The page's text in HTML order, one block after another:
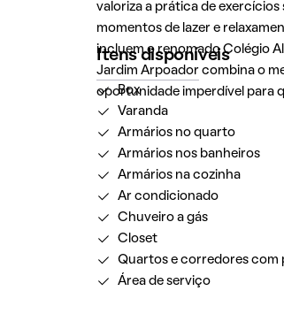
valoriza a prática de
momentos de lazer e
incluem o renomado Colégio
Jardim Arpoadorcombina o
oportunidade imperdível para
Itens disponíveis
Box
Varanda
Armários no quarto
Armários nos banheiros
Armários na cozinha
Ar condicionado
Chuveiro a gás
Closet
Quartos e corredores com
Área de serviço